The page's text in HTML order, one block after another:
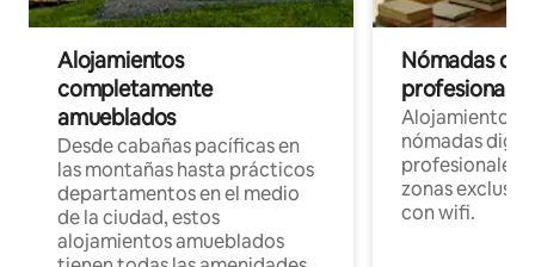
Alojamientos
completamente
amueblados
Desde cabañas pacíficas en
las montañas hasta prácticos
departamentos en el medio
de la ciudad, estos
alojamientos amueblados
Nómadas
Alojamientos
nómadas
profesionales
zonas
con wifi.